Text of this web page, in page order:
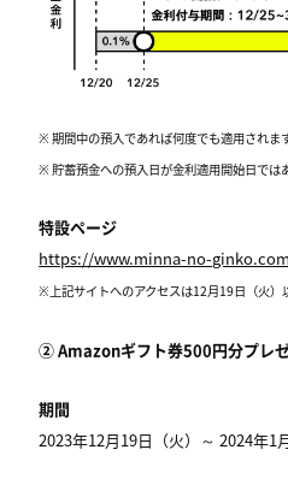
※ 期間中の預入であれば何度でも適用されま
※ 貯蓄預金への預入日が金利適用開始日では
特設ページ
https://www.minna-no-
※上記サイトへのアクセスは12月19日（火）
② Amazonギフト券500円分プレゼ
期間
2023年12月19日（火）～ 2024年1